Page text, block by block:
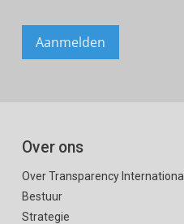
Over ons
Over Transparency International
Bestuur
Strategie